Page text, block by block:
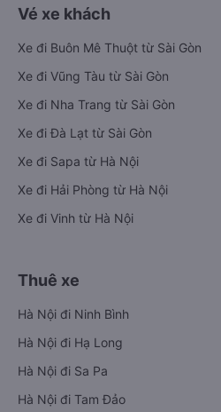
Vé xe khách
Xe đi Buôn Mê Thuột từ Sài Gòn
Xe đi Vũng Tàu từ Sài Gòn
Xe đi Nha Trang từ Sài Gòn
Xe đi Đà Lạt từ Sài Gòn
Xe đi Sapa từ Hà Nội
Xe đi Hải Phòng từ Hà Nội
Xe đi Vinh từ Hà Nội
Thuê xe
Hà Nội đi Ninh Bình
Hà Nội đi Hạ Long
Hà Nội đi Sa Pa
Hà Nội đi Tam Đảo